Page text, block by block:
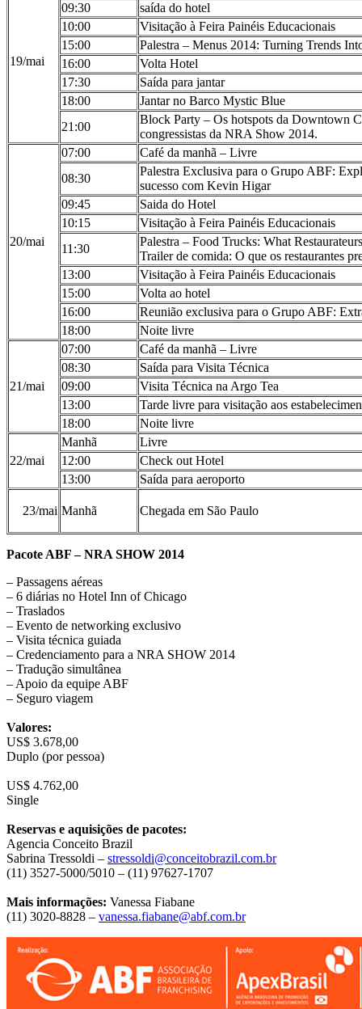
19/mai
09:30
saída do hotel
10:00
Visitação à Feira Painéis Educacionais
15:00
Palestra – Menus 2014: Turning Trends
16:00
Volta Hotel
17:30
Saída para jantar
18:00
Jantar no Barco Mystic Blue
21:00
Block Party – Os hotspots da Downtown
congressistas da NRA Show 2014.
20/mai
07:00
Café da manhã – Livre
08:30
Palestra Exclusiva para o Grupo ABF:
sucesso com Kevin Higar
09:45
Saida do Hotel
10:15
Visitação à Feira Painéis Educacionais
11:30
Palestra – Food Trucks: What
Trailer de comida: O que os restaurantes
13:00
Visitação à Feira Painéis Educacionais
15:00
Volta ao hotel
16:00
Reunião exclusiva para o Grupo ABF:
18:00
Noite livre
21/mai
07:00
Café da manhã – Livre
08:30
Saída para Visita Técnica
09:00
Visita Técnica na Argo Tea
13:00
Tarde livre para visitação aos
18:00
Noite livre
22/mai
Manhã
Livre
12:00
Check out Hotel
13:00
Saída para aeroporto
23/mai Manhã Chegada em São Paulo
Pacote ABF – NRA SHOW 2014
– Passagens aéreas
– 6 diárias no Hotel Inn of Chicago
– Traslados
– Evento de networking exclusivo
– Visita técnica guiada
– Credenciamento para a NRA SHOW 2014
– Tradução simultânea
– Apoio da equipe ABF
– Seguro viagem
Valores:
US$ 3.678,00
Duplo (por pessoa)
US$ 4.762,00
Single
Reservas e aquisições de pacotes:
Agencia Conceito Brazil
Sabrina Tressoldi – stressoldi@conceitobrazil.com.br
(11) 3527-5000/5010 – (11) 97627-1707
Mais informações: Vanessa Fiabane
(11) 3020-8828 – vanessa.fiabane@abf.com.br